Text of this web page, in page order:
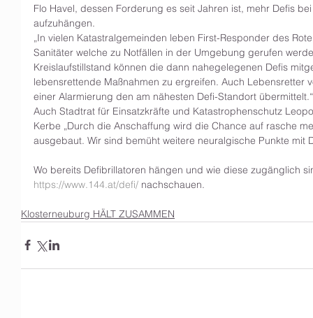
Flo Havel, dessen Forderung es seit Jahren ist, mehr Defis
aufzuhängen.
„In vielen Katastralgemeinden leben First-Responder des
Sanitäter welche zu Notfällen in der Umgebung gerufen
Kreislaufstillstand können die dann nahegelegenen Defis
lebensrettende Maßnahmen zu ergreifen. Auch Lebensretter
einer Alarmierung den am nähesten Defi-Standort
Auch Stadtrat für Einsatzkräfte und Katastrophenschutz
Kerbe „Durch die Anschaffung wird die Chance auf rasche
ausgebaut. Wir sind bemüht weitere neuralgische Punkte mit
Wo bereits Defibrillatoren hängen und wie diese zugänglich
https://www.144.at/defi/ nachschauen.
Klosterneuburg HÄLT ZUSAMMEN